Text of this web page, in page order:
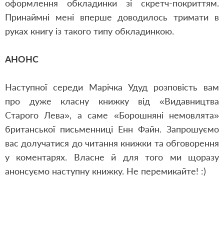
оформлення обкладинки зі скретч-покриттям.
Принаймні мені вперше доводилось тримати в
руках книгу із такого типу обкладинкою.
АНОНС
Наступної середи Марічка Удуд розповість вам
про дуже класну книжку від «Видавництва
Старого Лева», а саме «Борошняні немовлята»
британської письменниці Енн Файн. Запрошуємо
вас долучатися до читання книжки та обговорення
у коментарях. Власне й для того ми щоразу
анонсуємо наступну книжку. Не перемикайте! :)